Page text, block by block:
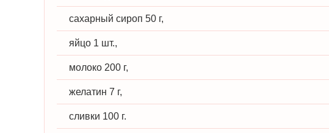
сахарный сироп 50 г,
яйцо 1 шт.,
молоко 200 г,
желатин 7 г,
сливки 100 г.